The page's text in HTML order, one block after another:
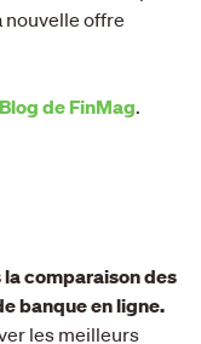
nouvelle offre
de FinMag.
comparaison des
banque en ligne.
les meilleurs